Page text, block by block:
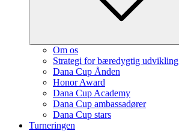
Om os
Strategi for bæredygtig udvikling
Dana Cup Ånden
Honor Award
Dana Cup Academy
Dana Cup ambassadører
Dana Cup stars
Turneringen